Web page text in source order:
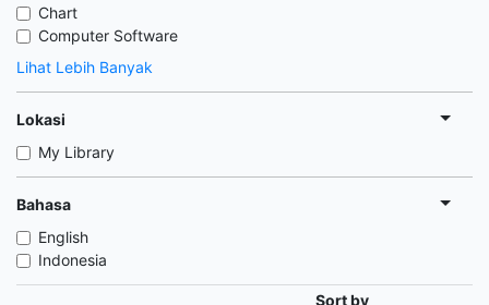
Chart
Computer Software
Lihat Lebih Banyak
Lokasi
My Library
Bahasa
English
Indonesia
Sort by